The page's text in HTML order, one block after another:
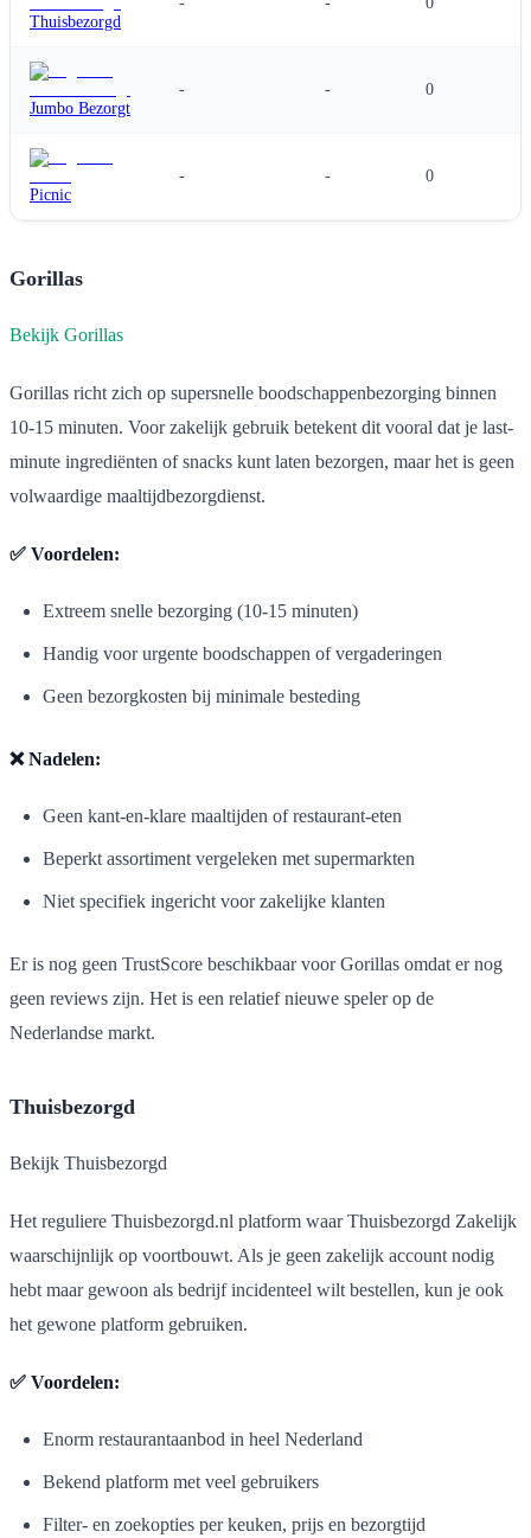
Thuisbezorgd
Jumbo Bezorgt
- - 0
Picnic
- - 0
Gorillas
Bekijk Gorillas
Gorillas richt zich op supersnelle boodschappenbezorging binnen
10-15 minuten. Voor zakelijk gebruik betekent dit vooral dat je last-
minute ingrediënten of snacks kunt laten bezorgen, maar het is geen
volwaardige maaltijdbezorgdienst.
✅ Voordelen:
Extreem snelle bezorging (10-15 minuten)
Handig voor urgente boodschappen of vergaderingen
Geen bezorgkosten bij minimale besteding
❌ Nadelen:
Geen kant-en-klare maaltijden of restaurant-eten
Beperkt assortiment vergeleken met supermarkten
Niet specifiek ingericht voor zakelijke klanten
Er is nog geen TrustScore beschikbaar voor Gorillas omdat er nog
geen reviews zijn. Het is een relatief nieuwe speler op de
Nederlandse markt.
Thuisbezorgd
Bekijk Thuisbezorgd
Het reguliere Thuisbezorgd.nl platform waar Thuisbezorgd Zakelijk
waarschijnlijk op voortbouwt. Als je geen zakelijk account nodig
hebt maar gewoon als bedrijf incidenteel wilt bestellen, kun je ook
het gewone platform gebruiken.
✅ Voordelen:
Enorm restaurantaanbod in heel Nederland
Bekend platform met veel gebruikers
Filter- en zoekopties per keuken, prijs en bezorgtijd